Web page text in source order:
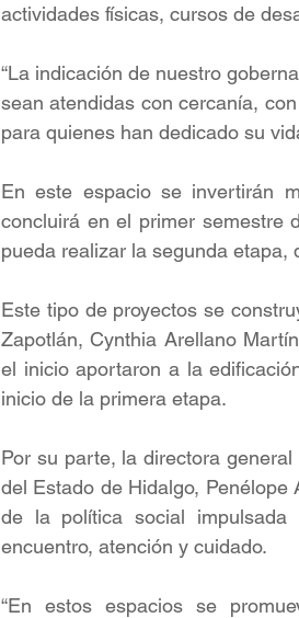
actividades físicas, cursos de
“La indicación de nuestro
sean atendidas con cercanía,
para quienes han dedicado su
En este espacio se invertirán
concluirá en el primer semestre
pueda realizar la segunda etapa,
Este tipo de proyectos se
Zapotlán, Cynthia Arellano
el inicio aportaron a la
inicio de la primera etapa.
Por su parte, la directora
del Estado de Hidalgo,
de la política social
encuentro, atención y cuidado.
“En estos espacios se